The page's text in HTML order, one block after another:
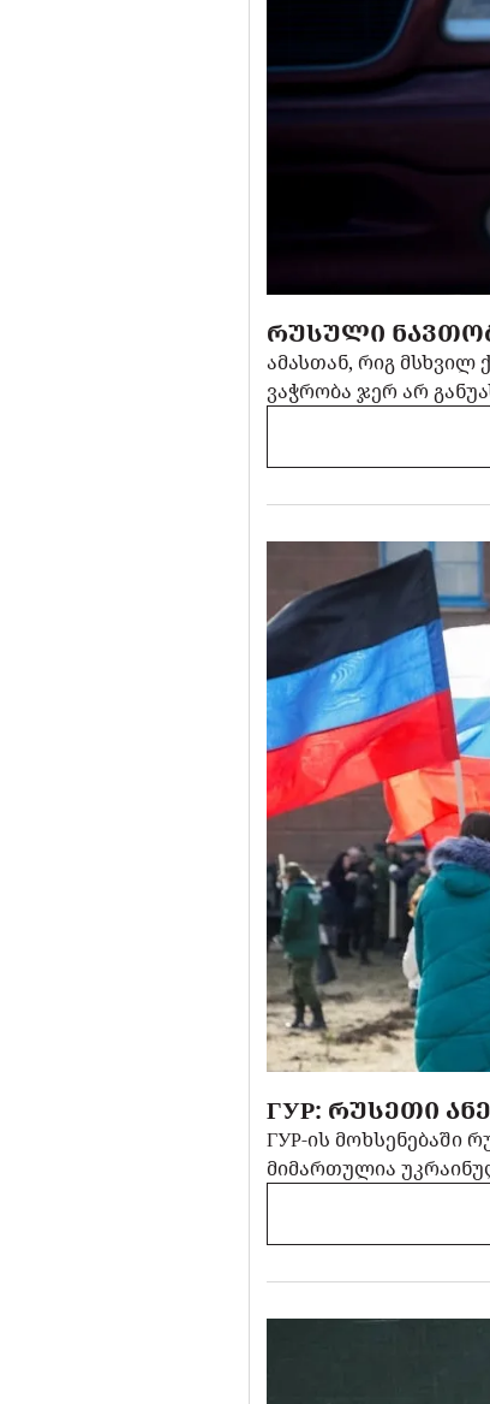
ᲠᲣᲡᲣᲚᲘ
ამასთან, რიგ
ვაჭრობა ჯერ არ
ГУР: ᲠᲣᲡᲔᲗᲘ
ГУР-ის მოხსენებაში
მიმართულია